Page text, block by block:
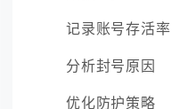
记录账号存活率
分析封号原因
优化防护策略